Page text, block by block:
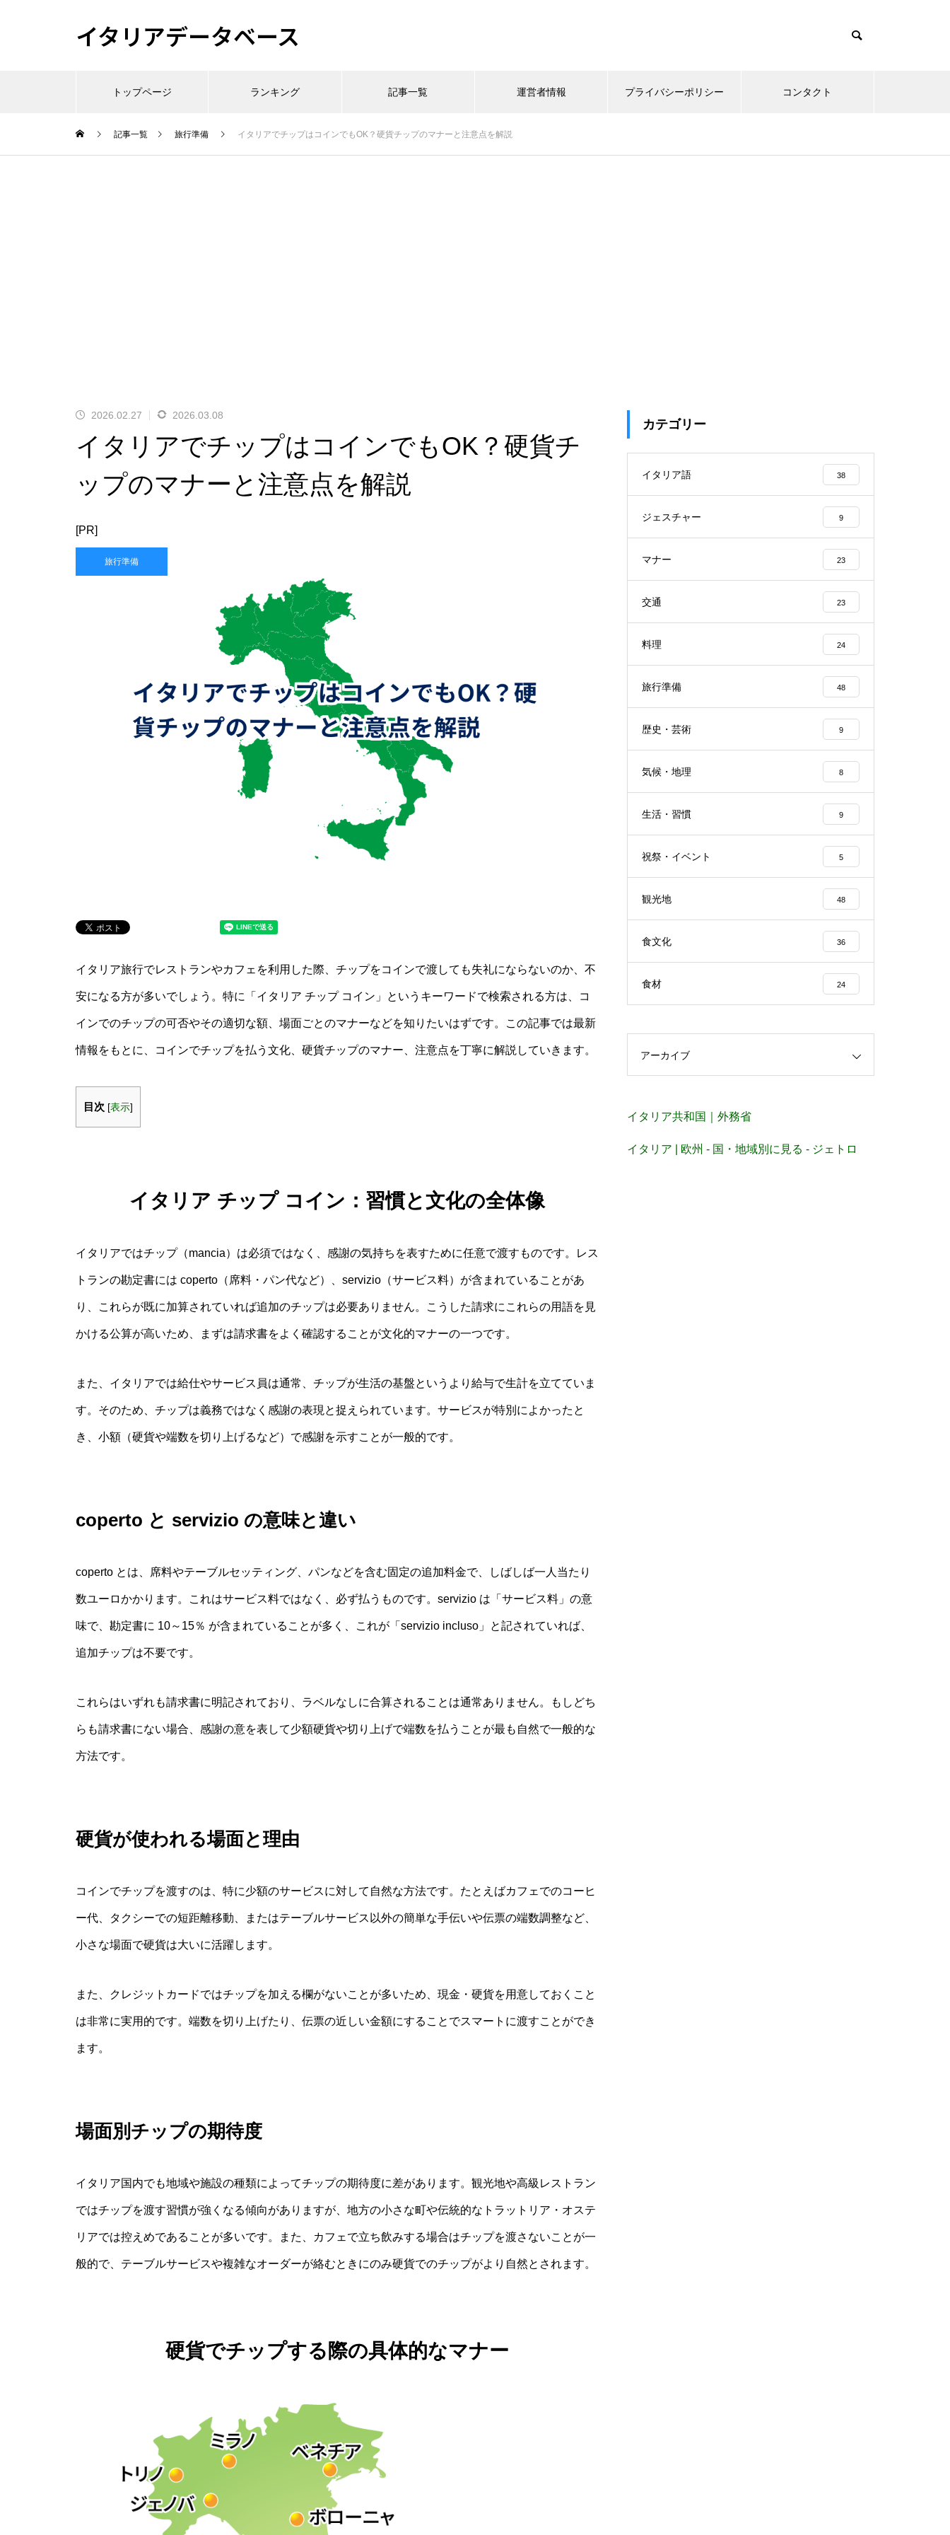
イタリアデータベース
トップページ ランキング 記事一覧 運営者情報 プライバシーポリシー コンタクト
記事一覧 旅行準備 イタリアでチップはコインでもOK？硬貨チップのマナーと注意点を解説
2026.02.27 2026.03.08
イタリアでチップはコインでもOK？硬貨チ
ップのマナーと注意点を解説
[PR]
旅行準備
イタリア旅行でレストランやカフェを利用した際、チップをコインで渡しても失礼にならないのか、不
安になる方が多いでしょう。特に「イタリア チップ コイン」というキーワードで検索される方は、コ
インでのチップの可否やその適切な額、場面ごとのマナーなどを知りたいはずです。この記事では最新
情報をもとに、コインでチップを払う文化、硬貨チップのマナー、注意点を丁寧に解説していきます。
目次 [表示]
イタリア チップ コイン：習慣と文化の全体像
イタリアではチップ（mancia）は必須ではなく、感謝の気持ちを表すために任意で渡すものです。レス
トランの勘定書には coperto（席料・パン代など）、servizio（サービス料）が含まれていることがあ
り、これらが既に加算されていれば追加のチップは必要ありません。こうした請求にこれらの用語を見
かける公算が高いため、まずは請求書をよく確認することが文化的マナーの一つです。
また、イタリアでは給仕やサービス員は通常、チップが生活の基盤というより給与で生計を立てていま
す。そのため、チップは義務ではなく感謝の表現と捉えられています。サービスが特別によかったと
き、小額（硬貨や端数を切り上げるなど）で感謝を示すことが一般的です。
coperto と servizio の意味と違い
coperto とは、席料やテーブルセッティング、パンなどを含む固定の追加料金で、しばしば一人当たり
数ユーロかかります。これはサービス料ではなく、必ず払うものです。servizio は「サービス料」の意
味で、勘定書に 10～15％ が含まれていることが多く、これが「servizio incluso」と記されていれば、
追加チップは不要です。
これらはいずれも請求書に明記されており、ラベルなしに合算されることは通常ありません。もしどち
らも請求書にない場合、感謝の意を表して少額硬貨や切り上げで端数を払うことが最も自然で一般的な
方法です。
硬貨が使われる場面と理由
コインでチップを渡すのは、特に少額のサービスに対して自然な方法です。たとえばカフェでのコーヒ
ー代、タクシーでの短距離移動、またはテーブルサービス以外の簡単な手伝いや伝票の端数調整など、
小さな場面で硬貨は大いに活躍します。
また、クレジットカードではチップを加える欄がないことが多いため、現金・硬貨を用意しておくこと
は非常に実用的です。端数を切り上げたり、伝票の近しい金額にすることでスマートに渡すことができ
ます。
場面別チップの期待度
イタリア国内でも地域や施設の種類によってチップの期待度に差があります。観光地や高級レストラン
ではチップを渡す習慣が強くなる傾向がありますが、地方の小さな町や伝統的なトラットリア・オステ
リアでは控えめであることが多いです。また、カフェで立ち飲みする場合はチップを渡さないことが一
般的で、テーブルサービスや複雑なオーダーが絡むときにのみ硬貨でのチップがより自然とされます。
硬貨でチップする際の具体的なマナー
カテゴリー
イタリア語 38
ジェスチャー 9
マナー 23
交通 23
料理 24
旅行準備 48
歴史・芸術 9
気候・地理 8
生活・習慣 9
祝祭・イベント 5
観光地 48
食文化 36
食材 24
アーカイブ
イタリア共和国｜外務省
イタリア | 欧州 - 国・地域別に見る - ジェトロ